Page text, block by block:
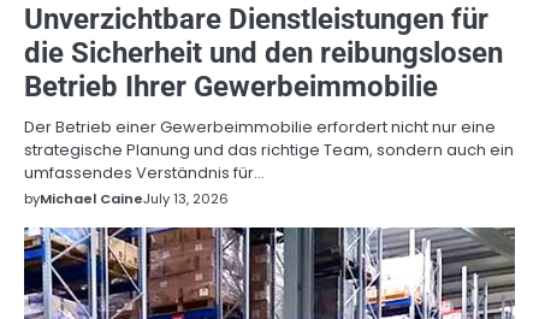
Unverzichtbare Dienstleistungen für
die Sicherheit und den reibungslosen
Betrieb Ihrer Gewerbeimmobilie
Der Betrieb einer Gewerbeimmobilie erfordert nicht nur eine
strategische Planung und das richtige Team, sondern auch ein
umfassendes Verständnis für…
byMichael CaineJuly 13, 2026